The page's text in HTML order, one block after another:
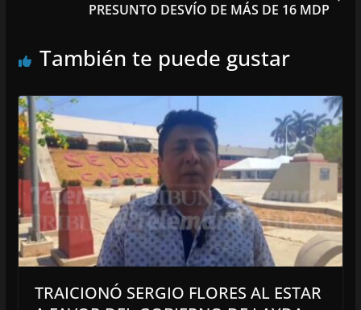
PRESUNTO DESVÍO DE MÁS DE 16 MDP
También te puede gustar
TRAICIONÓ SERGIO FLORES AL ESTAR